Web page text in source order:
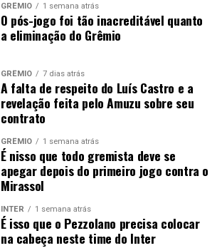
GRÊMIO 1 semana atrás
O pós-jogo foi tão inacreditável quanto
a eliminação do Grêmio
GRÊMIO 7 dias atrás
A falta de respeito do Luís Castro e a
revelação feita pelo Amuzu sobre seu
contrato
GRÊMIO 1 semana atrás
É nisso que todo gremista deve se
apegar depois do primeiro jogo contra o
Mirassol
INTER 1 semana atrás
É isso que o Pezzolano precisa colocar
na cabeça neste time do Inter